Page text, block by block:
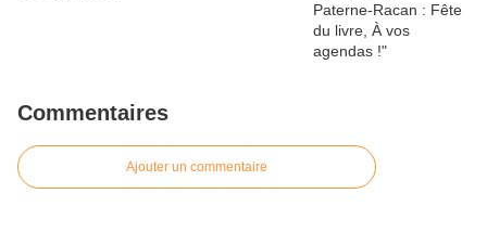
Commentaires
Ajouter un commentaire